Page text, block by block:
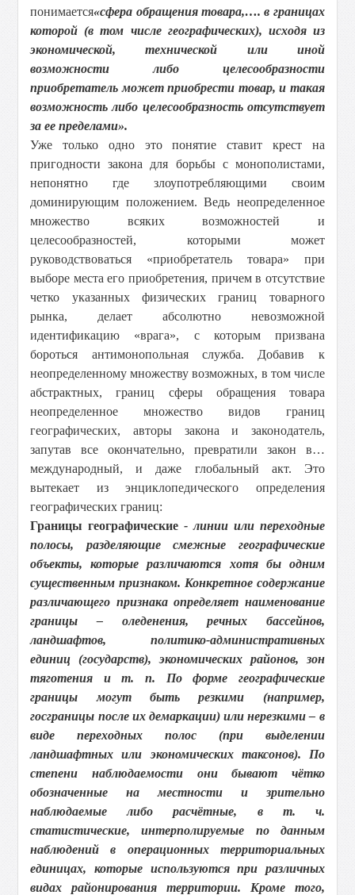
понимается«сфера обращения товара,…. в границах
которой (в том числе географических), исходя из
экономической, технической или иной
возможности либо целесообразности
приобретатель может приобрести товар, и такая
возможность либо целесообразность отсутствует
за ее пределами».
Уже только одно это понятие ставит крест на
пригодности закона для борьбы с монополистами,
непонятно где злоупотребляющими своим
доминирующим положением. Ведь неопределенное
множество всяких возможностей и
целесообразностей, которыми может
руководствоваться «приобретатель товара» при
выборе места его приобретения, причем в отсутствие
четко указанных физических границ товарного
рынка, делает абсолютно невозможной
идентификацию «врага», с которым призвана
бороться антимонопольная служба. Добавив к
неопределенному множеству возможных, в том числе
абстрактных, границ сферы обращения товара
неопределенное множество видов границ
географических, авторы закона и законодатель,
запутав все окончательно, превратили закон в…
международный, и даже глобальный акт. Это
вытекает из энциклопедического определения
географических границ:
Границы географические - линии или переходные
полосы, разделяющие смежные географические
объекты, которые различаются хотя бы одним
существенным признаком. Конкретное содержание
различающего признака определяет наименование
границы – оледенения, речных бассейнов,
ландшафтов, политико-административных
единиц (государств), экономических районов, зон
тяготения и т. п. По форме географические
границы могут быть резкими (например,
госграницы после их демаркации) или нерезкими – в
виде переходных полос (при выделении
ландшафтных или экономических таксонов). По
степени наблюдаемости они бывают чётко
обозначенные на местности и зрительно
наблюдаемые либо расчётные, в т. ч.
статистические, интерполируемые по данным
наблюдений в операционных территориальных
единицах, которые используются при различных
видах районирования территории. Кроме того,